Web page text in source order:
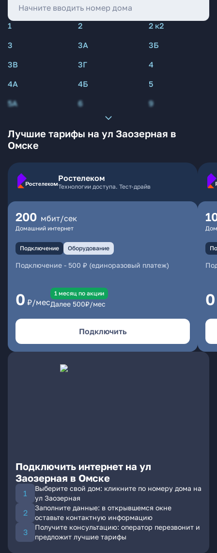
1 2
2 к2
3
3А
3Б
3В
3Г
4
4А
4Б
5
5А
6 9
Лучшие тарифы на ул Заозерная в
Омске
Ростелеком
Технологии доступа. Тест-драйв
200 мбит/сек
Домашний интернет
Подключение Оборудование
Подключение - 500 ₽ (единоразовый платеж)
0 ₽/мес
1 месяц по акции
Далее 500₽/мес
Подключить
0
Подключить интернет на ул
Заозерная в Омске
Выберите свой дом: кликните по номеру дома на
ул Заозерная
Заполните данные: в открывшемся окне
оставьте контактную информацию
Получите консультацию: оператор перезвонит и
предложит лучшие тарифы